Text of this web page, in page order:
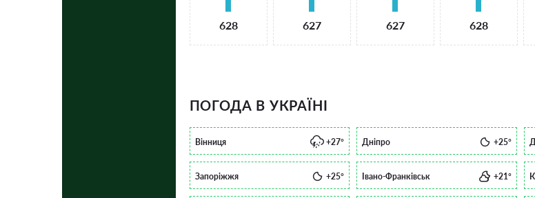
628 627 627 628
ПОГОДА В УКРАЇНІ
Вінниця +27° Дніпро +25°
Запоріжжя +25° Івано-Франківськ +21°